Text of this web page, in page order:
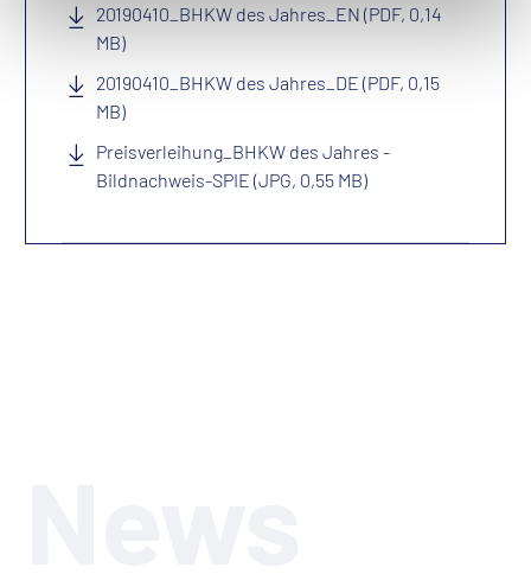
20190410_BHKW des Jahres_EN (PDF, 0,14
MB)
20190410_BHKW des Jahres_DE (PDF, 0,15
MB)
Preisverleihung_BHKW des Jahres -
Bildnachweis-SPIE (JPG, 0,55 MB)